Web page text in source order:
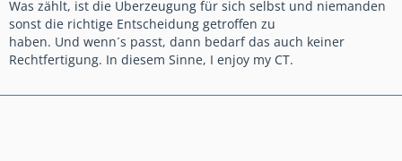
Was zählt, ist die Überzeugung für sich selbst und niemanden
sonst die richtige Entscheidung getroffen zu
haben. Und wenn´s passt, dann bedarf das auch keiner
Rechtfertigung. In diesem Sinne, I enjoy my CT.